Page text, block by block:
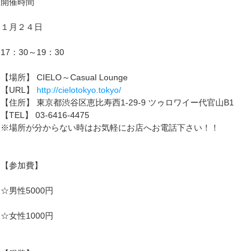
１月２４日
17：30～19：30
【場所】 CIELO～Casual Lounge
【URL】 http://cielotokyo.tokyo/
【住所】 東京都渋谷区恵比寿西1-29-9 ツゥロワイー代官山
【TEL】 03-6416-4475
※場所が分からない時はお気軽にお店へお電話下さい！！
【参加費】
☆男性5000円
☆女性1000円